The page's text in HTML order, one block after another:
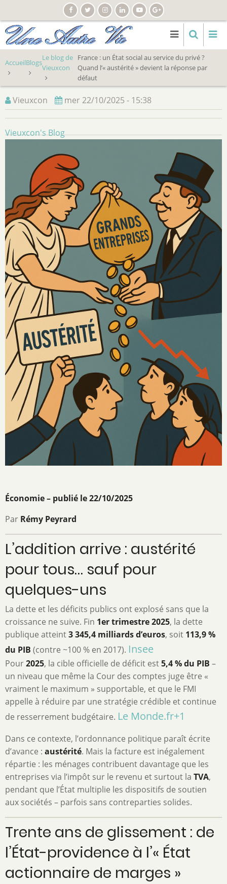
au
contenu
principal
AccueilBlogs
Le blog de
Vieuxcon
France : un État social au service du privé ?
Quand l’« austérité » devient la réponse par
défaut
Vieuxcon mer 22/10/2025 - 15:38
Vieuxcon's Blog
Économie – publié le 22/10/2025
Par Rémy Peyrard
L’addition arrive : austérité
pour tous… sauf pour
quelques-uns
La dette et les déficits publics ont explosé sans que la
croissance ne suive. Fin 1er trimestre 2025, la dette
publique atteint3 345,4 milliards d’euros, soit 113,9 %
du PIB (contre ~100 % en 2017). Insee
Pour2025, la cible officielle de déficit est5,4 % du PIB –
un niveau que même la Cour des comptes juge être «
vraiment le maximum » supportable, et que le FMI
appelle à réduire par une stratégie crédible et continue
de resserrement budgétaire. Le Monde.fr+1
Dans ce contexte, l’ordonnance politique paraît écrite
d’avance : austérité. Mais la facture est inégalement
répartie : les ménages contribuent davantage que les
entreprises via l’impôt sur le revenu et surtout la TVA,
pendant que l’État multiplie les dispositifs de soutien
aux sociétés – parfois sans contreparties solides.
Trente ans de glissement : de
l’État-providence à l’« État
actionnaire de marges »